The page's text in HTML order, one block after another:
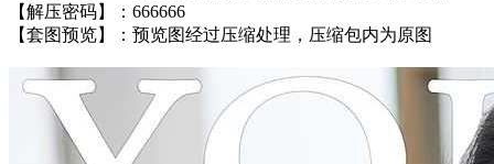
【解压密码】：666666
【套图预览】：预览图经过压缩处理，压缩包内为原图